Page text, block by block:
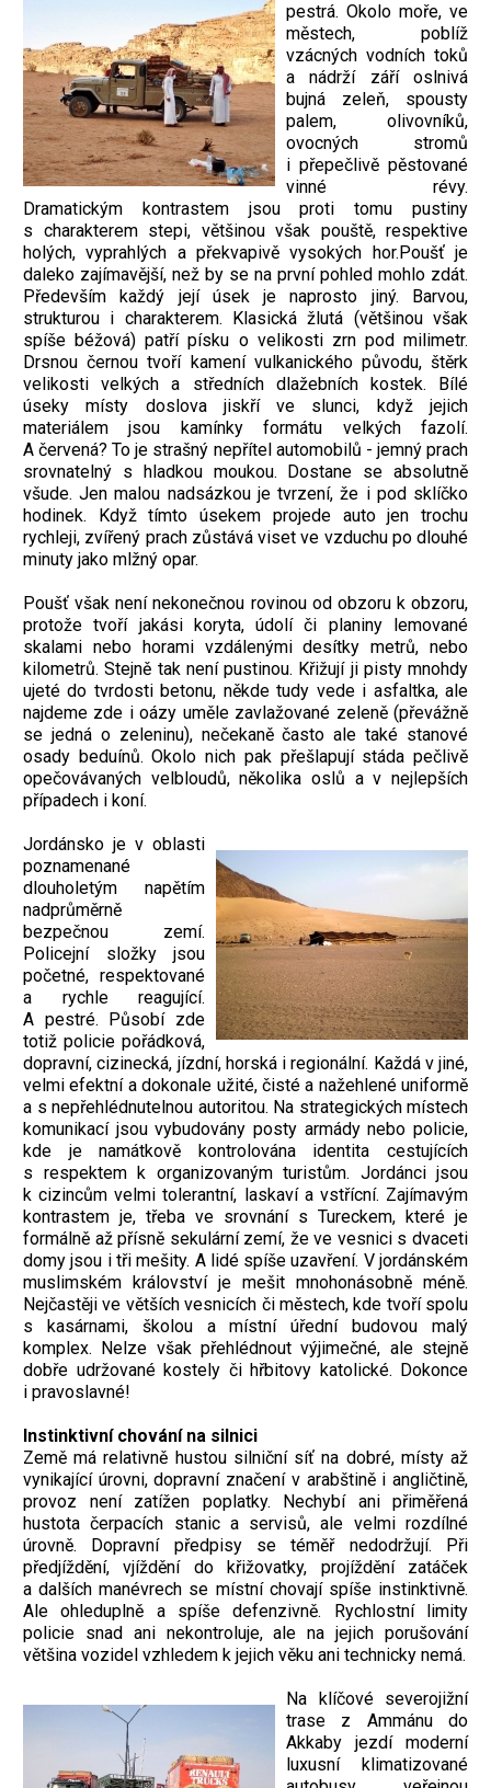
pestrá. Okolo moře, ve
městech, poblíž
vzácných vodních toků
a nádrží září oslnivá
bujná zeleň, spousty
palem, olivovníků,
ovocných stromů
i přepečlivě pěstované
vinné révy.
Dramatickým kontrastem jsou proti tomu pustiny
s charakterem stepi, většinou však pouště, respektive
holých, vyprahlých a překvapivě vysokých hor.Poušť je
daleko zajímavější, než by se na první pohled mohlo zdát.
Především každý její úsek je naprosto jiný. Barvou,
strukturou i charakterem. Klasická žlutá (většinou však
spíše béžová) patří písku o velikosti zrn pod milimetr.
Drsnou černou tvoří kamení vulkanického původu, štěrk
velikosti velkých a středních dlažebních kostek. Bílé
úseky místy doslova jiskří ve slunci, když jejich
materiálem jsou kamínky formátu velkých fazolí.
A červená? To je strašný nepřítel automobilů - jemný prach
srovnatelný s hladkou moukou. Dostane se absolutně
všude. Jen malou nadsázkou je tvrzení, že i pod sklíčko
hodinek. Když tímto úsekem projede auto jen trochu
rychleji, zvířený prach zůstává viset ve vzduchu po dlouhé
minuty jako mlžný opar.
Poušť však není nekonečnou rovinou od obzoru k obzoru,
protože tvoří jakási koryta, údolí či planiny lemované
skalami nebo horami vzdálenými desítky metrů, nebo
kilometrů. Stejně tak není pustinou. Křižují ji pisty mnohdy
ujeté do tvrdosti betonu, někde tudy vede i asfaltka, ale
najdeme zde i oázy uměle zavlažované zeleně (převážně
se jedná o zeleninu), nečekaně často ale také stanové
osady beduínů. Okolo nich pak přešlapují stáda pečlivě
opečovávaných velbloudů, několika oslů a v nejlepších
případech i koní.
Jordánsko je v oblasti
poznamenané
dlouholetým napětím
nadprůměrně
bezpečnou zemí.
Policejní složky jsou
početné, respektované
a rychle reagující.
A pestré. Působí zde
totiž policie pořádková,
dopravní, cizinecká, jízdní, horská i regionální. Každá v jiné,
velmi efektní a dokonale užité, čisté a nažehlené uniformě
a s nepřehlédnutelnou autoritou. Na strategických místech
komunikací jsou vybudovány posty armády nebo policie,
kde je namátkově kontrolována identita cestujících
s respektem k organizovaným turistům. Jordánci jsou
k cizincům velmi tolerantní, laskaví a vstřícní. Zajímavým
kontrastem je, třeba ve srovnání s Tureckem, které je
formálně až přísně sekulární zemí, že ve vesnici s dvaceti
domy jsou i tři mešity. A lidé spíše uzavření. V jordánském
muslimském království je mešit mnohonásobně méně.
Nejčastěji ve větších vesnicích či městech, kde tvoří spolu
s kasárnami, školou a místní úřední budovou malý
komplex. Nelze však přehlédnout výjimečné, ale stejně
dobře udržované kostely či hřbitovy katolické. Dokonce
i pravoslavné!
Instinktivní chování na silnici
Země má relativně hustou silniční síť na dobré, místy až
vynikající úrovni, dopravní značení v arabštině i angličtině,
provoz není zatížen poplatky. Nechybí ani přiměřená
hustota čerpacích stanic a servisů, ale velmi rozdílné
úrovně. Dopravní předpisy se téměř nedodržují. Při
předjíždění, vjíždění do křižovatky, projíždění zatáček
a dalších manévrech se místní chovají spíše instinktivně.
Ale ohleduplně a spíše defenzivně. Rychlostní limity
policie snad ani nekontroluje, ale na jejich porušování
většina vozidel vzhledem k jejich věku ani technicky nemá.
Na klíčové severojižní
trase z Ammánu do
Akkaby jezdí moderní
luxusní klimatizované